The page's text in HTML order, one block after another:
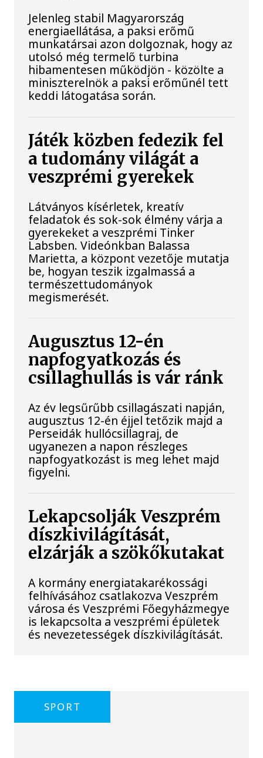
Jelenleg stabil Magyarország
energiaellátása, a paksi erőmű
munkatársai azon dolgoznak, hogy az
utolsó még termelő turbina
hibamentesen működjön - közölte a
miniszterelnök a paksi erőműnél tett
keddi látogatása során.
Játék közben fedezik fel
a tudomány világát a
veszprémi gyerekek
Látványos kísérletek, kreatív
feladatok és sok-sok élmény várja a
gyerekeket a veszprémi Tinker
Labsben. Videónkban Balassa
Marietta, a központ vezetője mutatja
be, hogyan teszik izgalmassá a
természettudományok
megismerését.
Augusztus 12-én
napfogyatkozás és
csillaghullás is vár ránk
Az év legsűrűbb csillagászati napján,
augusztus 12-én éjjel tetőzik majd a
Perseidák hullócsillagraj, de
ugyanezen a napon részleges
napfogyatkozást is meg lehet majd
figyelni.
Lekapcsolják Veszprém
díszkivilágítását,
elzárják a szökőkutakat
A kormány energiatakarékossági
felhívásához csatlakozva Veszprém
városa és Veszprémi Főegyházmegye
is lekapcsolta a veszprémi épületek
és nevezetességek díszkivilágítását.
SPORT